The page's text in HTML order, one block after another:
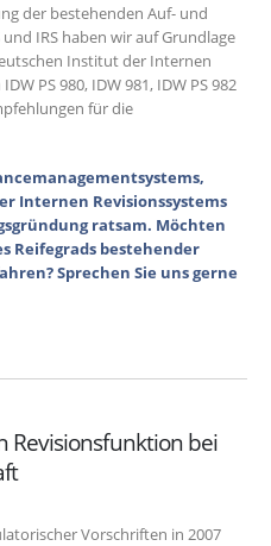
der bestehenden Auf- und
IRS haben wir auf Grundlage
Institut der Internen
PS 980, IDW 981, IDW PS 982
für die
Internen Revisionssystems
ratsam. Möchten
Reifegrads bestehender
Sprechen Sie uns gerne
Revisionsfunktion bei
Vorschriften in 2007